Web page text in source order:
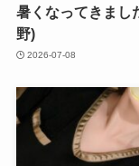
暑くなってきまし
野)
2026-07-08